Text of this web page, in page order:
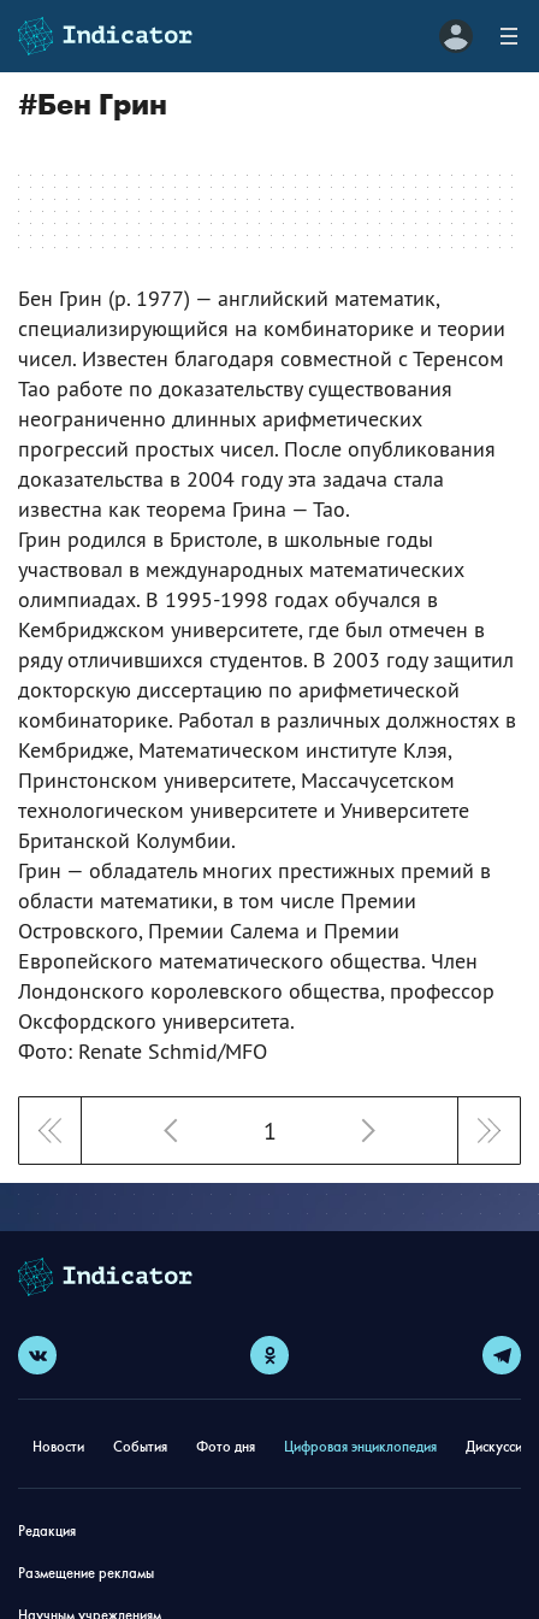
#Бен Грин
Бен Грин (р. 1977) — английский математик,
специализирующийся на комбинаторике и теории
чисел. Известен благодаря совместной с Теренсом
Тао работе по доказательству существования
неограниченно длинных арифметических
прогрессий простых чисел. После опубликования
доказательства в 2004 году эта задача стала
известна как теорема Грина — Тао.
Грин родился в Бристоле, в школьные годы
участвовал в международных математических
олимпиадах. В 1995-1998 годах обучался в
Кембриджском университете, где был отмечен в
ряду отличившихся студентов. В 2003 году защитил
докторскую диссертацию по арифметической
комбинаторике. Работал в различных должностях в
Кембридже, Математическом институте Клэя,
Принстонском университете, Массачусетском
технологическом университете и Университете
Британской Колумбии.
Грин — обладатель многих престижных премий в
области математики, в том числе Премии
Островского, Премии Салема и Премии
Европейского математического общества. Член
Лондонского королевского общества, профессор
Оксфордского университета.
Фото: Renate Schmid/MFO
1
Новости События Фото дня Цифровая энциклопедия
Редакция
Размещение рекламы
Научным учреждениям